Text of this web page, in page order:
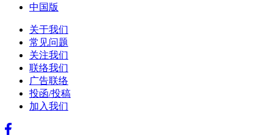
中国版
关于我们
常见问题
关注我们
联络我们
广告联络
投函/投稿
加入我们